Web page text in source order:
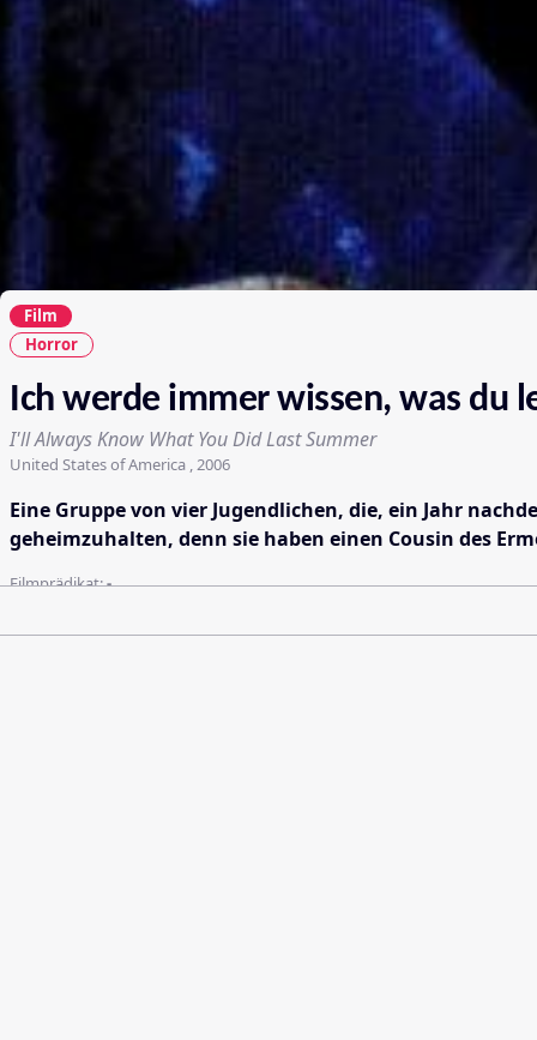
Film
Horror
Ich werde immer wissen, was du
I'll Always Know What You Did Last Summer
United States of America , 2006
Eine Gruppe von vier Jugendlichen, die, ein Jahr
geheimzuhalten, denn sie haben einen Cousin des
Filmprädikat:-